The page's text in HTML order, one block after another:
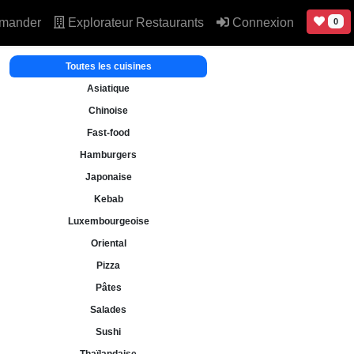
Explorateur Restaurants Connexion 0
Toutes les cuisines
Asiatique
Chinoise
Fast-food
Hamburgers
Japonaise
Kebab
Luxembourgeoise
Oriental
Pizza
Pâtes
Salades
Sushi